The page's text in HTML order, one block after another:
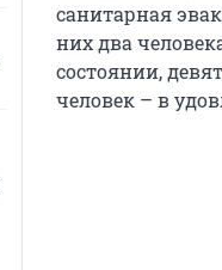
санитарная
них два
состоянии,
человек – в